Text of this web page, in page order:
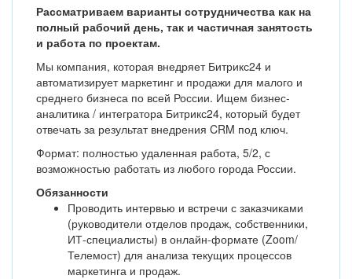
Рассматриваем варианты сотрудничества как на
полный рабочий день, так и частичная занятость
и работа по проектам.
Мы компания, которая внедряет Битрикс24 и
автоматизирует маркетинг и продажи для малого и
среднего бизнеса по всей России. Ищем бизнес-
аналитика / интегратора Битрикс24, который будет
отвечать за результат внедрения CRM под ключ.
Формат: полностью удаленная работа, 5/2, с
возможностью работать из любого города России.
Обязанности
Проводить интервью и встречи с заказчиками
(руководители отделов продаж, собственники,
ИТ-специалисты) в онлайн-формате (Zoom/
Телемост) для анализа текущих процессов
маркетинга и продаж.